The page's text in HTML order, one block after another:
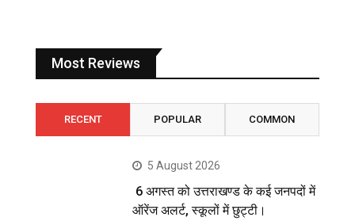
Most Reviews
RECENT POPULAR COMMON
5 August 2026
6 अगस्त को उत्तराखण्ड के कई जनपदों में
ऑरेंज अलर्ट, स्कूलों में छुट्टी।